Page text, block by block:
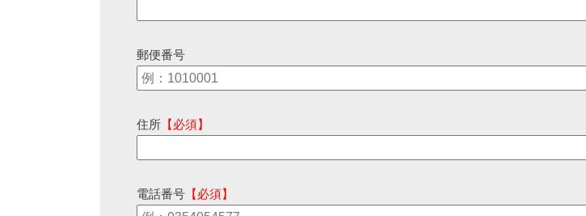
郵便番号
住所 【必須】
電話番号 【必須】